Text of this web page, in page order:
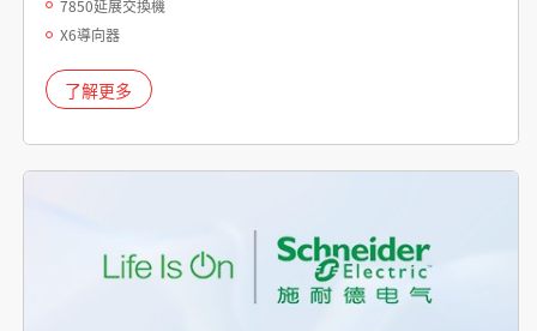
7850延展交換機
X6導向器
了解更多